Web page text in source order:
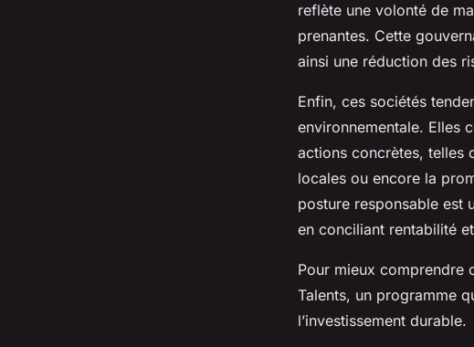
reflète une volonté de
prenantes. Cette
ainsi une réduction des
Enfin, ces sociétés
environnementale. Elles
actions concrètes, telles
locales ou encore la
posture responsable est
en conciliant rentabilité
Pour mieux comprendre
Talents, un programme
l’investissement durable.